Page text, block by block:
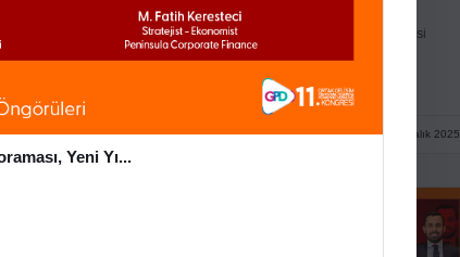
EKONOMİSİ ZİRVESİ
29 Aralık 2025
Açılış Konuşmaları
XVI. AYD ALIŞVERİŞ EKONOMİSİ ZİRVESİ
29 Aralık 2025
Yeni Yı...